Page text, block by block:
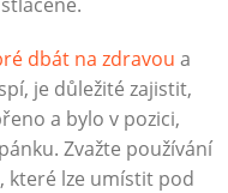
dbát na zdravou a
je důležité zajistit,
a bylo v pozici,
Zvažte používání
které lze umístit pod